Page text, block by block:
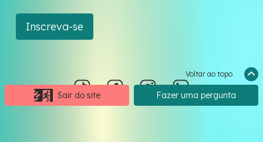
Sair do site Fazer uma pergunta
Voltar ao topo
Inscreva-se